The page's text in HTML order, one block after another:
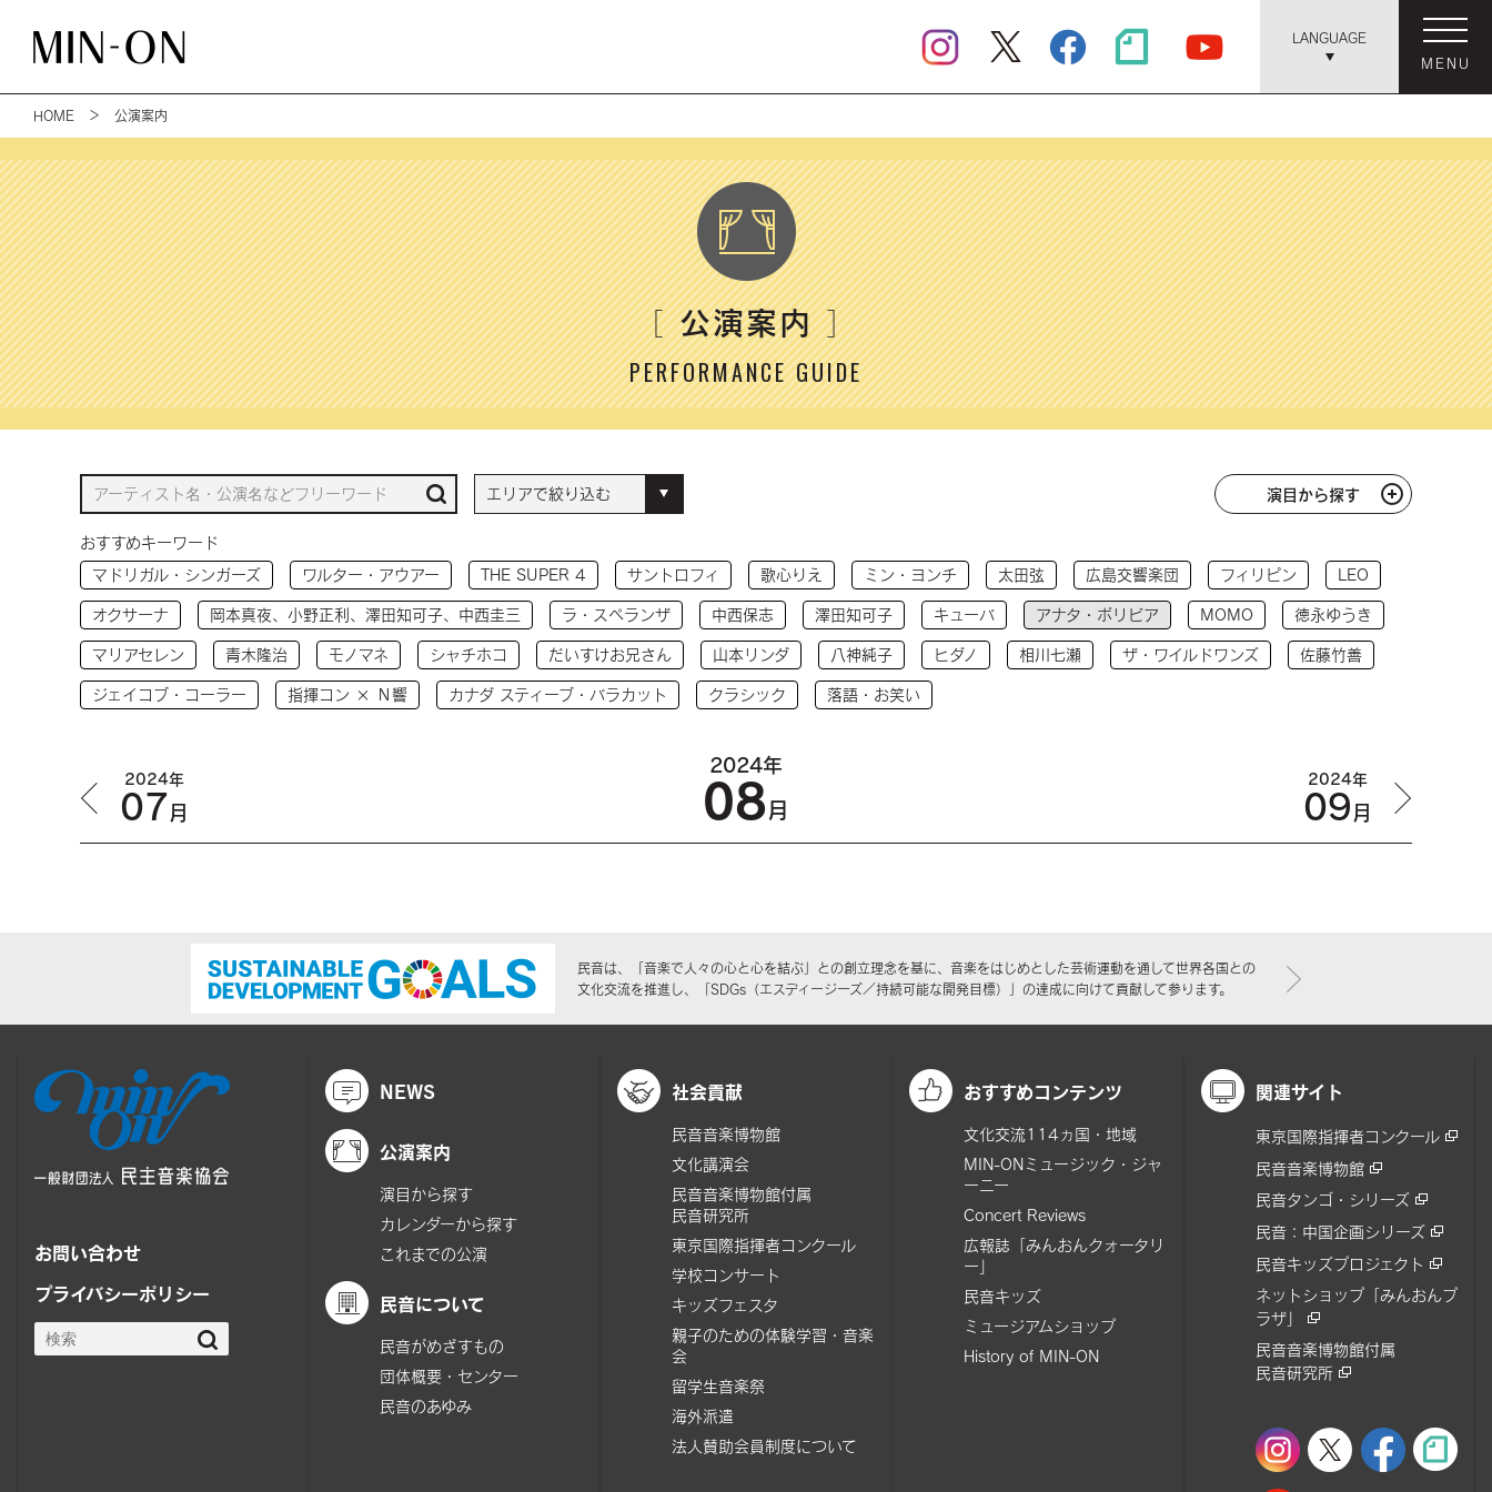
LANGUAGE
MENU
HOME ＞ 公演案内
［公演案内］
PERFORMANCE GUIDE
演目から探す
おすすめキーワード
マドリガル・シンガーズ
ワルター・アウアー THE SUPER 4 サントロフィ 歌心りえ ミン・ヨンチ 太田弦 広島交響楽団 フィリピン LEO
オクサーナ 岡本真夜、小野正利、澤田知可子、中西圭三 ラ・スペランザ 中西保志 澤田知可子 キューバ アナタ・ボリビア MOMO 徳永ゆうき
マリアセレン 青木隆治 モノマネ シャチホコ だいすけお兄さん 山本リンダ 八神純子 ヒダノ 相川七瀬 ザ・ワイルドワンズ 佐藤竹善
ジェイコブ・コーラー 指揮コン × Ｎ響 カナダ スティーブ・バラカット クラシック 落語・お笑い
2024年
07月
2024年
08月
2024年
09月
民音は、「音楽で人々の心と心を結ぶ」との創立理念を基に、音楽をはじめとした芸術運動を通して世界各国との
文化交流を推進し、「SDGs（エスディージーズ／持続可能な開発目標）」の達成に向けて貢献して参ります。
お問い合わせ
プライバシーポリシー
NEWS
公演案内
演目から探す
カレンダーから探す
これまでの公演
民音について
民音がめざすもの
団体概要・センター
民音のあゆみ
社会貢献
民音音楽博物館
文化講演会
民音音楽博物館付属
民音研究所
東京国際指揮者コンクール
学校コンサート
キッズフェスタ
親子のための体験学習・音楽
会
留学生音楽祭
海外派遣
法人賛助会員制度について
おすすめコンテンツ
文化交流114ヵ国・地域
MIN-ONミュージック・ジャ
ーニー
Concert Reviews
広報誌「みんおんクォータリ
ー」
民音キッズ
ミュージアムショップ
History of MIN-ON
関連サイト
東京国際指揮者コンクール
民音音楽博物館
民音タンゴ・シリーズ
民音：中国企画シリーズ
民音キッズプロジェクト
ネットショップ「みんおんプ
ラザ」
民音音楽博物館付属
民音研究所